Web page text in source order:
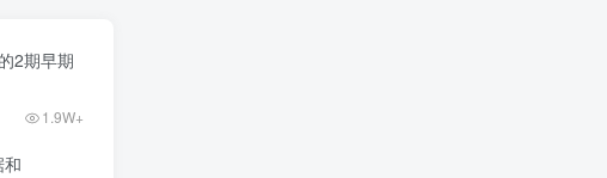
2期早期
1.9W+